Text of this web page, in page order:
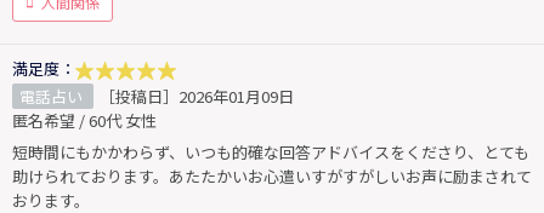
満足度：
電話占い
［投稿日］2026年01月09日
匿名希望 / 60代 女性
短時間にもかかわらず、いつも的確な回答アドバイスをくださり、とても
助けられております。あたたかいお心遣いすがすがしいお声に励まされて
おります。